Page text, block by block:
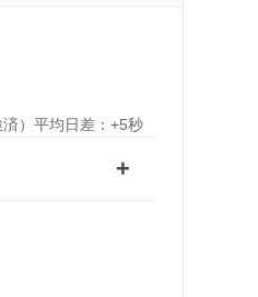
） 平均日差：+5秒